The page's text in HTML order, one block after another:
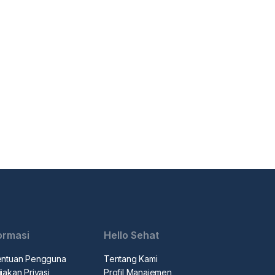
Pengguna
Privasi
Hello Sehat
Tentang Kami
Profil Manajemen